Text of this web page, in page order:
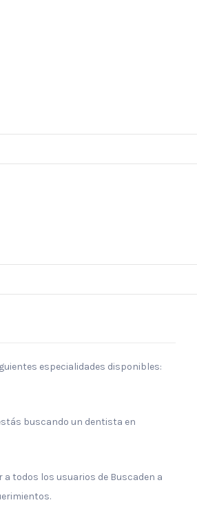
especialidades disponibles:
buscando un dentista en
todos los usuarios de Buscaden a